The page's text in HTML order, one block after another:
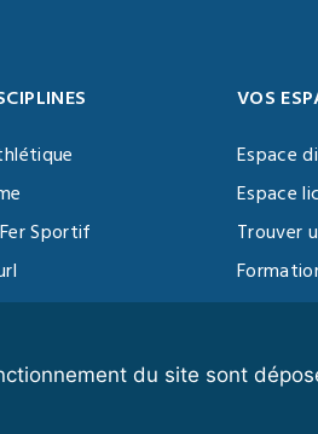
du site sont
Sportif
Training
VOS
Espace
Espace
Trouver